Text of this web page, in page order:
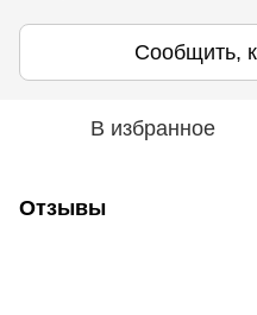
Сообщить,
В избранное
Отзывы